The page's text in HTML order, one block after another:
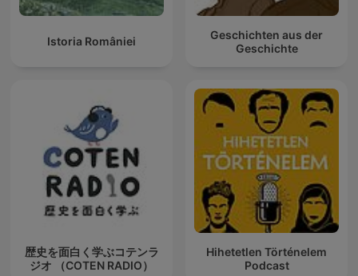
Istoria României
Geschichten aus der
Geschichte
歴史を面白く学ぶコテンラ
ジオ （COTEN RADIO）
Hihetetlen Történelem
Podcast